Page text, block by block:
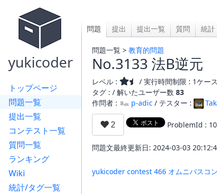
yukicoder
トップページ
問題一覧
提出一覧
コンテスト一覧
質問一覧
ランキング
Wiki
統計/タグ一覧
問題 提出 提出一覧 質問 統計
問題一覧 > 教育的問題
No.3133 法B逆元
レベル :
/ 実行時間制限 : 1ケー
タグ : / 解いたユーザー数 83
作問者 :
p-adic / テスター :
ProblemId :
問題文最終更新日: 2024-03-03
yukicoder contest 466 オムニバスコ